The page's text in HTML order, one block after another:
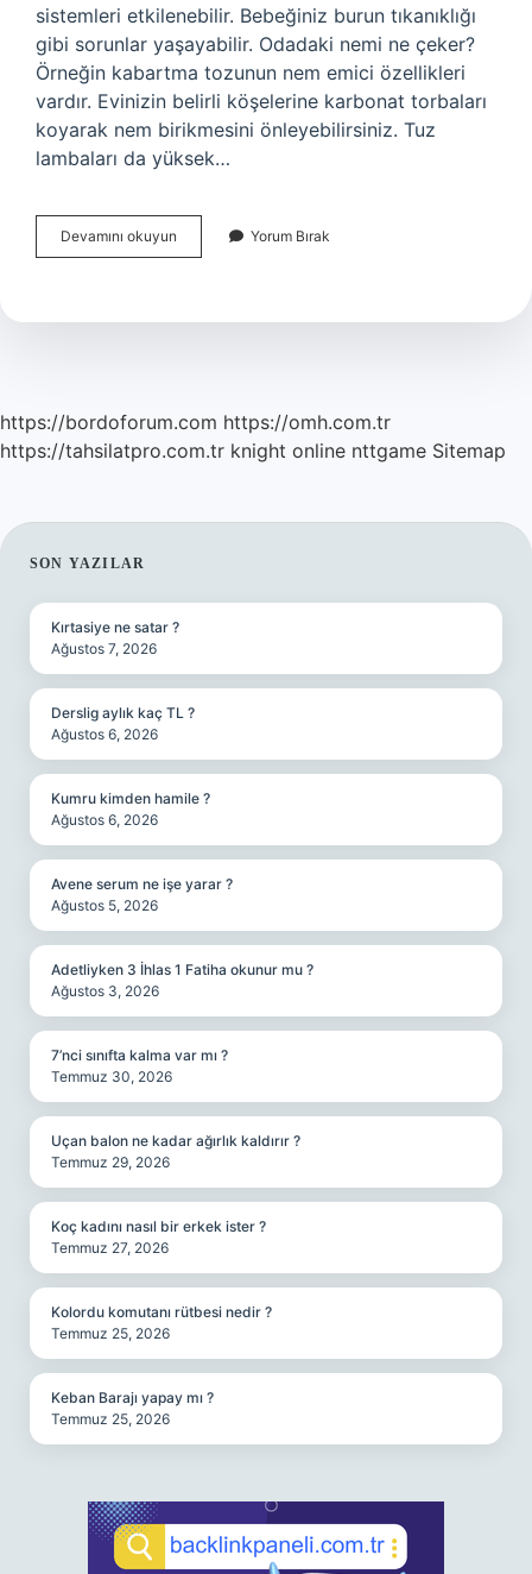
sistemleri etkilenebilir. Bebeğiniz burun tıkanıklığı
gibi sorunlar yaşayabilir. Odadaki nemi ne çeker?
Örneğin kabartma tozunun nem emici özellikleri
vardır. Evinizin belirli köşelerine karbonat torbaları
koyarak nem birikmesini önleyebilirsiniz. Tuz
lambaları da yüksek…
Devamını okuyun
Odası
Nasıl
Yorum Bırak
https://bordoforum.com https://omh.com.tr
https://tahsilatpro.com.tr knight online nttgame Sitemap
SIDEBAR
SON YAZILAR
Kırtasiye ne satar ?
Ağustos 7, 2026
Derslig aylık kaç TL ?
Ağustos 6, 2026
Kumru kimden hamile ?
Ağustos 6, 2026
Avene serum ne işe yarar ?
Ağustos 5, 2026
Adetliyken 3 İhlas 1 Fatiha okunur mu ?
Ağustos 3, 2026
7’nci sınıfta kalma var mı ?
Temmuz 30, 2026
Uçan balon ne kadar ağırlık kaldırır ?
Temmuz 29, 2026
Koç kadını nasıl bir erkek ister ?
Temmuz 27, 2026
Kolordu komutanı rütbesi nedir ?
Temmuz 25, 2026
Keban Barajı yapay mı ?
Temmuz 25, 2026